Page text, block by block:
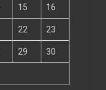
15 16
22 23
29 30